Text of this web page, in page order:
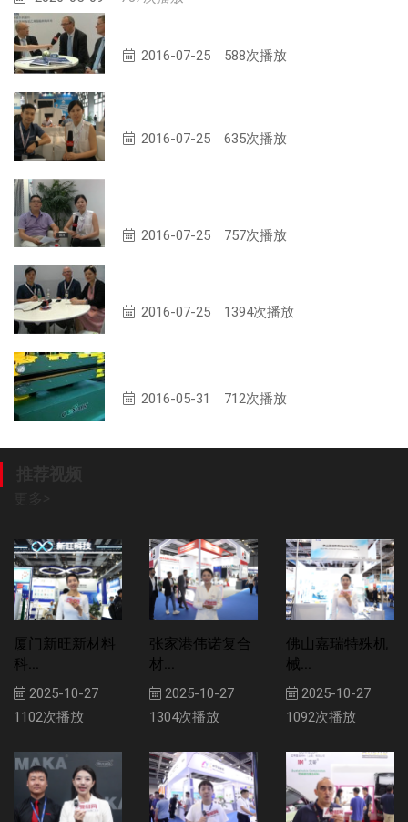
2016-07-25 588次播放
2016-07-25 635次播放
2016-07-25 757次播放
2016-07-25 1394次播放
2016-05-31 712次播放
厦门新旺新材料
科...
2025-10-27
1102次播放
张家港伟诺复合
材...
2025-10-27
1304次播放
佛山嘉瑞特殊机
械...
2025-10-27
1092次播放